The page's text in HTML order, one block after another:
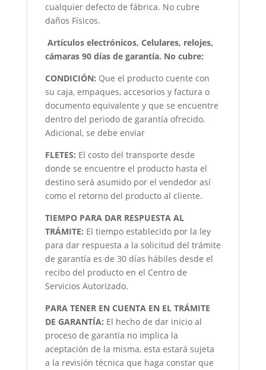
cualquier defecto de fábrica. No cubre
daños Físicos.
Artículos electrónicos, Celulares, relojes,
cámaras 90 días de garantía. No cubre:
CONDICIÓN: Que el producto cuente con
su caja, empaques, accesorios y factura o
documento equivalente y que se encuentre
dentro del periodo de garantía ofrecido.
Adicional, se debe enviar
FLETES: El costo del transporte desde
donde se encuentre el producto hasta el
destino será asumido por el vendedor así
como el retorno del producto al cliente.
TIEMPO PARA DAR RESPUESTA AL
TRÁMITE: El tiempo establecido por la ley
para dar respuesta a la solicitud del trámite
de garantía es de 30 días hábiles desde el
recibo del producto en el Centro de
Servicios Autorizado.
PARA TENER EN CUENTA EN EL TRÁMITE
DE GARANTÍA: El hecho de dar inicio al
proceso de garantía no implica la
aceptación de la misma, esta estará sujeta
a la revisión técnica que haga constar que